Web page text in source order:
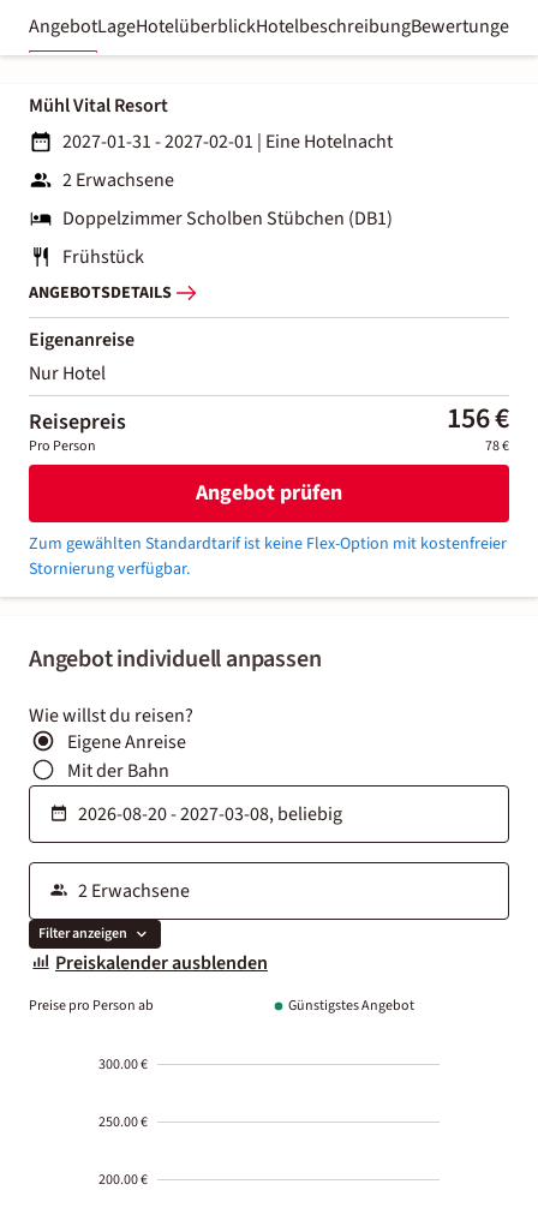
AngebotLageHotelüberblickHotelbeschreibungBewertungen
Angebot individuell anpassen
Wie willst du reisen?
Eigene Anreise
Mit der Bahn
Filter anzeigen
Preiskalender ausblenden
Preise pro Person ab Günstigstes Angebot
300.00 €
250.00 €
200.00 €
Mühl Vital Resort
2027-01-31 - 2027-02-01 | Eine Hotelnacht
2 Erwachsene
Doppelzimmer Scholben Stübchen (DB1)
Frühstück
ANGEBOTSDETAILS
Eigenanreise
Nur Hotel
Reisepreis 156 €
Pro Person 78 €
Angebot prüfen
Zum gewählten Standardtarif ist keine Flex-Option mit kostenfreier
Stornierung verfügbar.